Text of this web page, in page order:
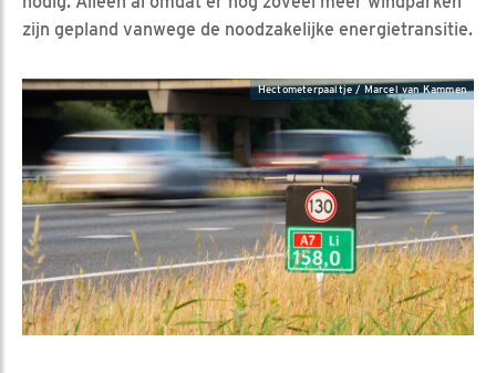
zijn gepland vanwege de noodzakelijke energietransitie.
Hectometerpaaltje / Marcel van Kammen